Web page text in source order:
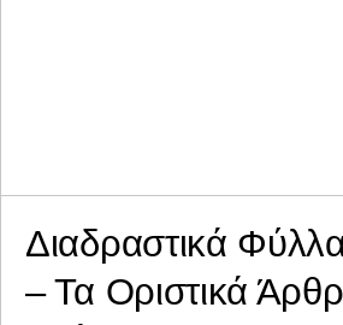
Διαδραστικά
– Τα Οριστικά